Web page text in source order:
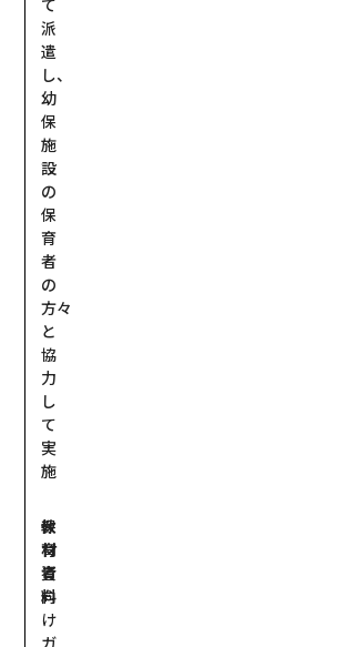
派
遣
し、
幼
保
施
設
の
保
育
者
の
方々
と
協
力
し
て
実
施
教
材
資
料
保
育
者
向
け
ガ